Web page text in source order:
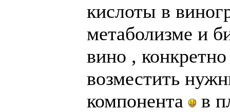
кислоты в
метаболизме и
вино ,
возместить
компонента
в